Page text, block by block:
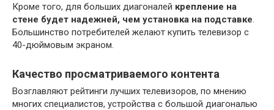
Кроме того, для больших диагоналей крепление на
стене будет надежней, чем установка на подставке.
Большинство потребителей желают купить телевизор с
40-дюймовым экраном.
Качество просматриваемого контента
Возглавляют рейтинги лучших телевизоров, по мнению
многих специалистов, устройства с большой диагональю